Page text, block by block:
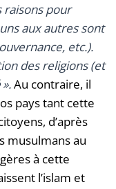
raisons pour
aux autres sont
etc.).
des religions (et
Au contraire, il
pays tant cette
d’après
musulmans au
à cette
l’islam et